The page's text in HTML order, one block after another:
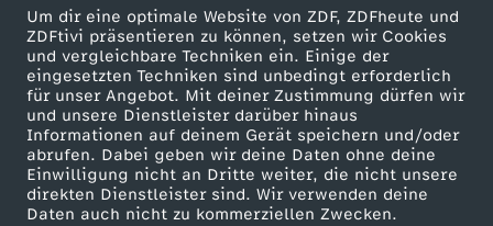
Um dir eine optimale Website von ZDF, ZDFheute und
ZDFtivi präsentieren zu können, setzen wir Cookies
und vergleichbare Techniken ein. Einige der
eingesetzten Techniken sind unbedingt erforderlich
für unser Angebot. Mit deiner Zustimmung dürfen wir
und unsere Dienstleister darüber hinaus
Informationen auf deinem Gerät speichern und/oder
abrufen. Dabei geben wir deine Daten ohne deine
Einwilligung nicht an Dritte weiter, die nicht unsere
direkten Dienstleister sind. Wir verwenden deine
Daten auch nicht zu kommerziellen Zwecken.
i
c
h
e
Mehr ZDF
ZDF-Apps
Smart TV
ZDFtext
Service
ZDFmitreden
Kontakt zum ZDF
Tickets